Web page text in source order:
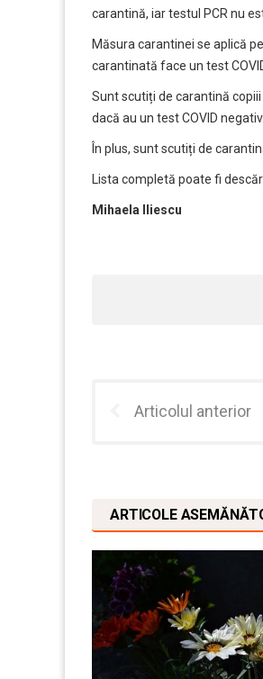
carantină, iar testul PCR nu
Măsura carantinei se aplică
carantinată face un test
Sunt scutiți de carantină
dacă au un test COVID negativ.
În plus, sunt scutiți de
Lista completă poate fi
Mihaela Iliescu
Articolul anterior
ARTICOLE